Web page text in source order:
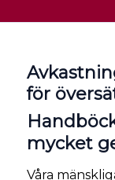
för
mycket
Våra